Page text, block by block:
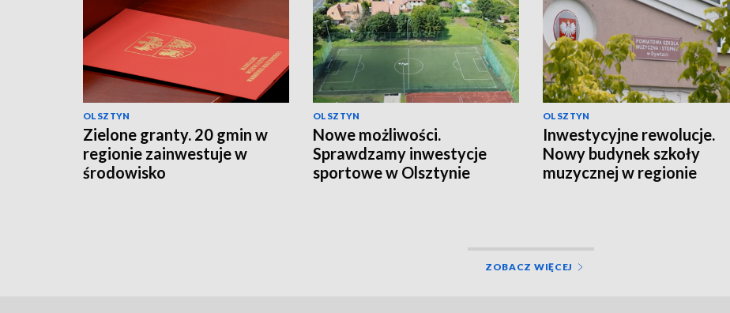
OLSZTYN
Zielone granty. 20 gmin w
regionie zainwestuje w
środowisko
OLSZTYN
Nowe możliwości.
Sprawdzamy inwestycje
sportowe w Olsztynie
OLSZTYN
Inwestycyjne rewolucje.
Nowy budynek szkoły
muzycznej w regionie
ZOBACZ WIĘCEJ